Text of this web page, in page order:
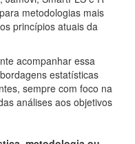
metodologias mais
princípios atuais da
acompanhar essa
estatísticas
sempre com foco na
análises aos objetivos